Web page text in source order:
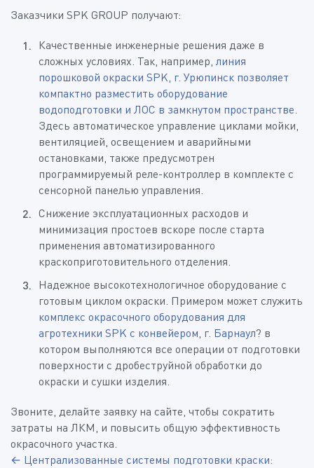
Заказчики SPK GROUP получают:
Качественные инженерные решения даже в
сложных условиях. Так, например, линия
порошковой окраски SPK, г. Урюпинск позволяет
компактно разместить оборудование
водоподготовки и ЛОС в замкнутом пространстве.
Здесь автоматическое управление циклами мойки,
вентиляцией, освещением и аварийными
остановками, также предусмотрен
программируемый реле-контроллер в комплекте с
сенсорной панелью управления.
Снижение эксплуатационных расходов и
минимизация простоев вскоре после старта
применения автоматизированного
краскоприготовительного отделения.
Надежное высокотехнологичное оборудование с
готовым циклом окраски. Примером может служить
комплекс окрасочного оборудования для
агротехники SPK с конвейером, г. Барнаул? в
котором выполняются все операции от подготовки
поверхности с дробеструйной обработки до
окраски и сушки изделия.
Звоните, делайте заявку на сайте, чтобы сократить
затраты на ЛКМ, и повысить общую эффективность
окрасочного участка.
← Централизованные системы подготовки краски: